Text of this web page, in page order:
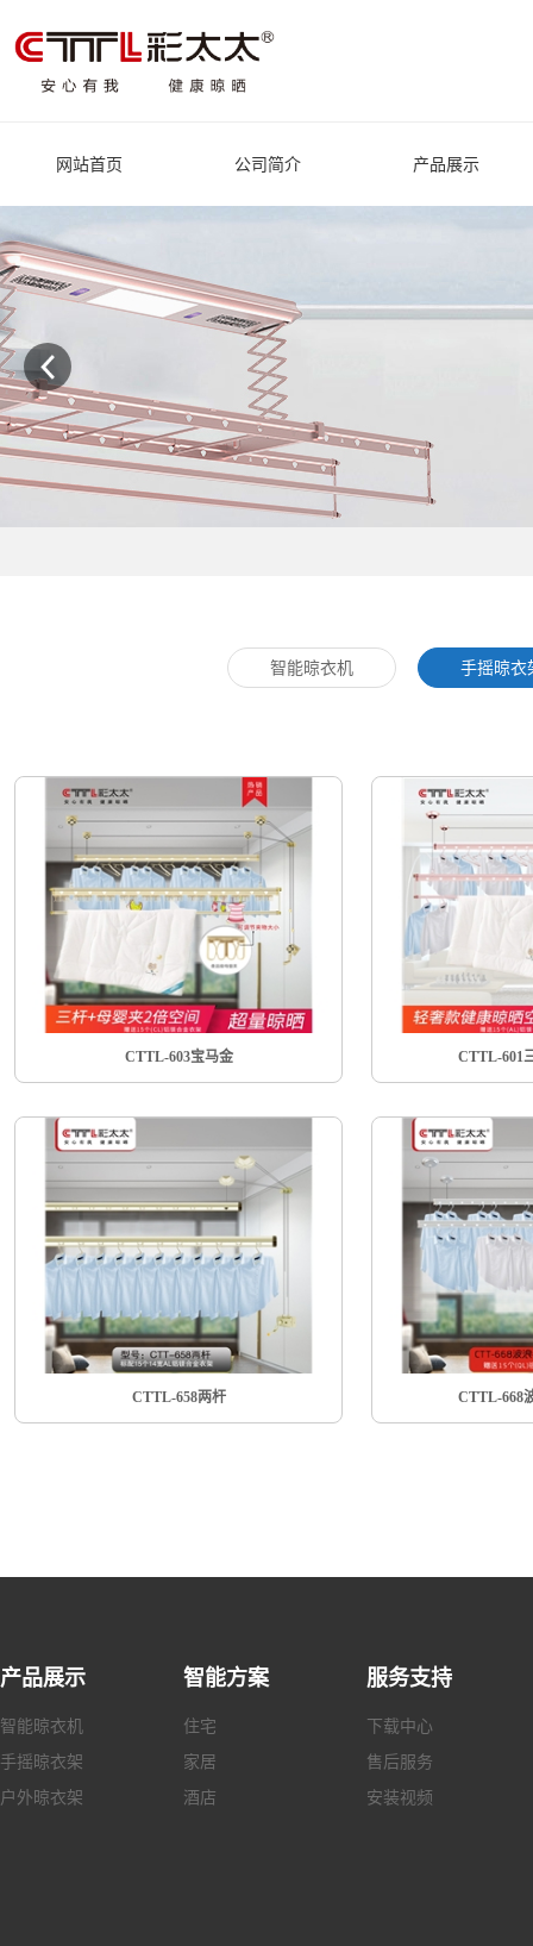
网站首页 公司简介 产品展示
智能晾衣机 手摇晾衣
CTTL-603宝马金 CTTL-601
CTTL-658两杆 CTTL-668
产品展示
智能晾衣机
手摇 晾衣架
户外 晾衣架
智能方案
住宅
家居
酒店
服务支持
下载中心
售后服务
安装视频